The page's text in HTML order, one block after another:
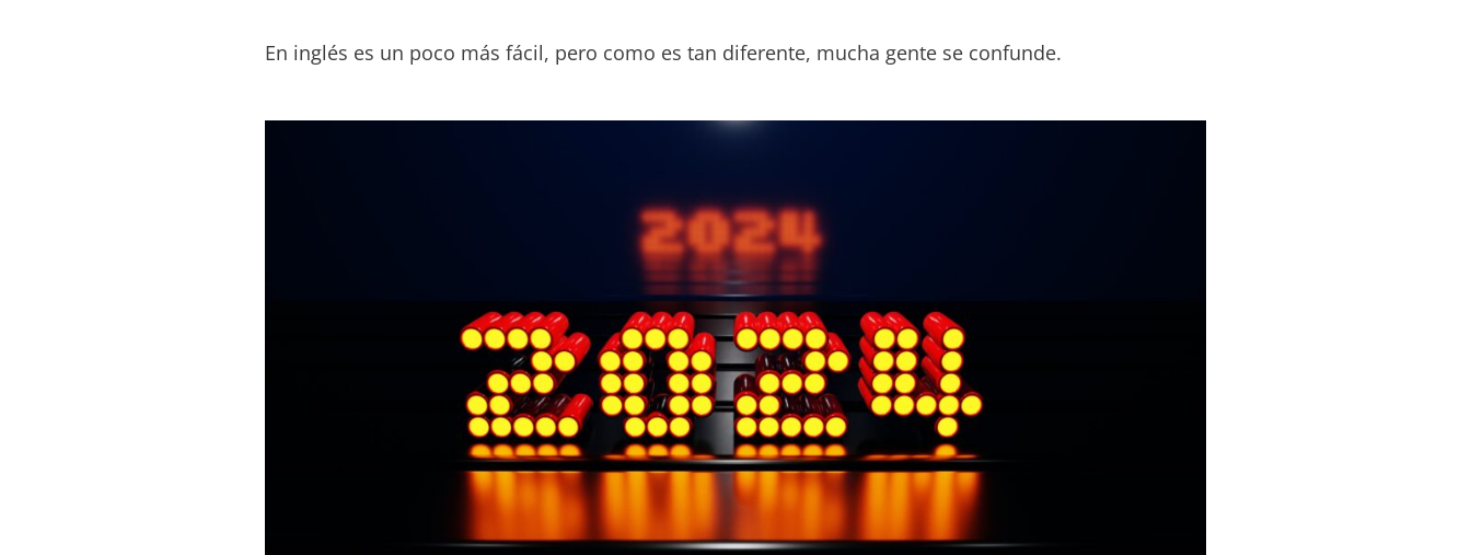
En inglés es un poco más fácil, pero como es tan diferente, mucha gente se confunde.